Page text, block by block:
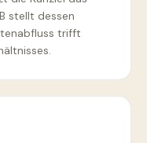
stellt dessen
trifft